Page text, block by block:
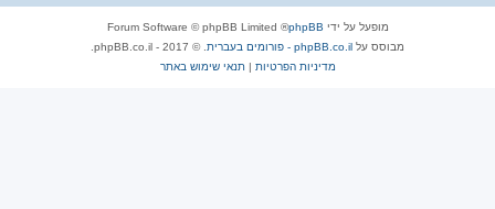
מופעל על ידי phpBB
® Forum Software © phpBB Limited
מבוסס על phpBB.co.il - פורומים בעברית
. © 2017 - phpBB.co.il.
מדיניות הפרטיות |תנאי שימוש באתר